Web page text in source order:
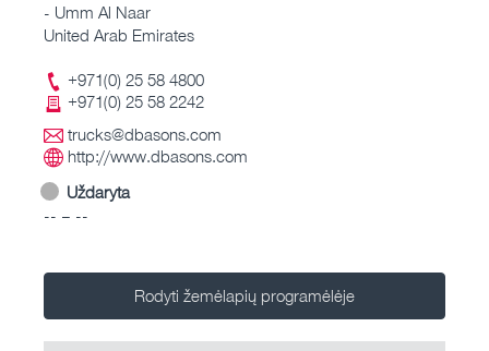
- Umm Al Naar
United Arab Emirates
+971(0) 25 58 4800
+971(0) 25 58 2242
trucks@dbasons.com
http://www.dbasons.com
Uždaryta
-- – --
Rodyti žemėlapių programėlėje